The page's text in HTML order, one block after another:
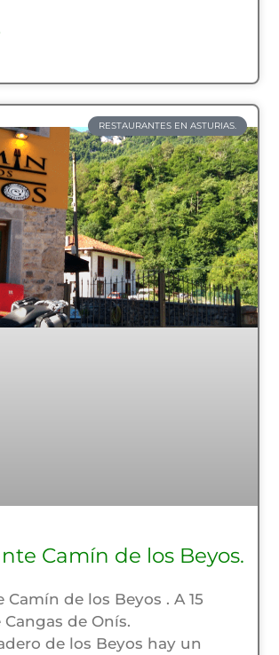
RESTAURANTES EN ASTURIAS.
Camín de los Beyos.
Camín de los Beyos . A 15
de Onís.
de los Beyos hay un